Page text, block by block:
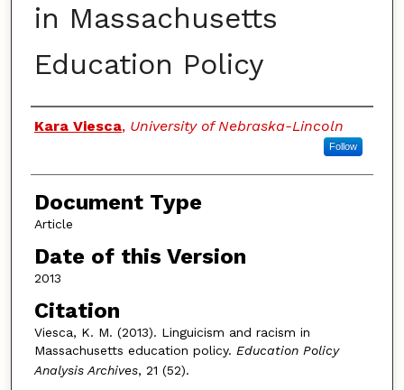
in Massachusetts
Education Policy
Authors
Kara Viesca, University of Nebraska-Lincoln
Follow
Document Type
Article
Date of this Version
2013
Citation
Viesca, K. M. (2013). Linguicism and racism in
Massachusetts education policy. Education Policy
Analysis Archives, 21 (52).